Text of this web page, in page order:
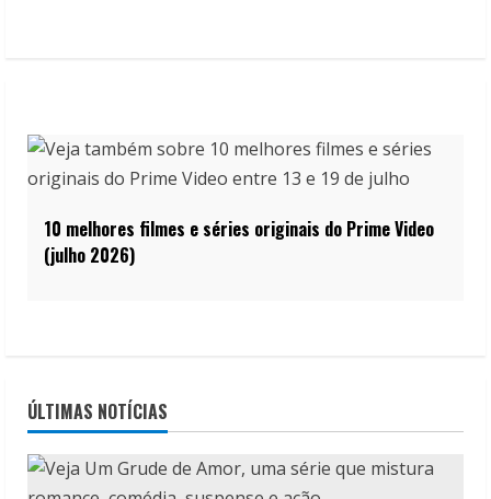
10 melhores filmes e séries originais do Prime Video
(julho 2026)
ÚLTIMAS NOTÍCIAS